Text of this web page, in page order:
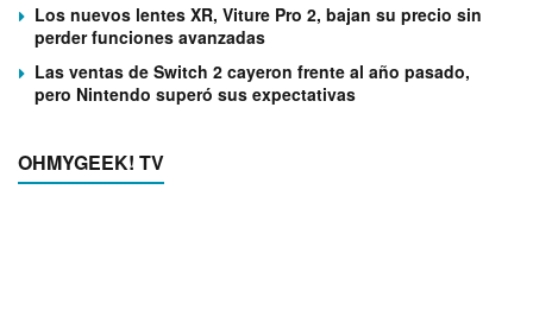
Los nuevos lentes XR, Viture Pro 2, bajan su precio sin
perder funciones avanzadas
Las ventas de Switch 2 cayeron frente al año pasado,
pero Nintendo superó sus expectativas
OHMYGEEK! TV